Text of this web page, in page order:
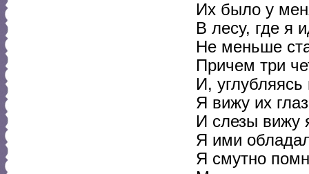
Их было у
В лесу, где я
Не меньше
Причем три
И,
Я вижу их
И слезы вижу
Я ими
Я смутно